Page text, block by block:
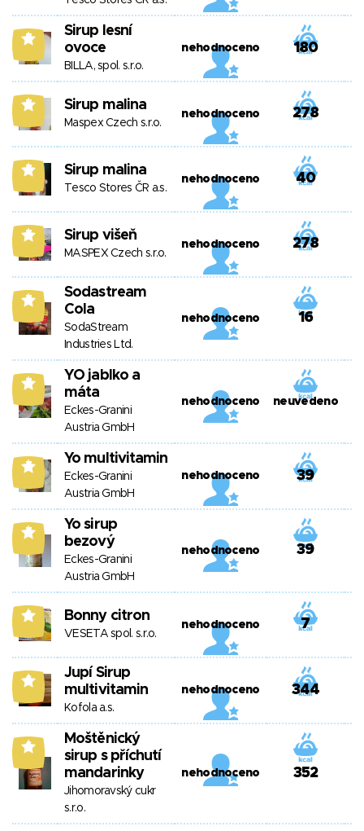
7
Sirup lesní
ovoce
BILLA, spol. s.r.o.
nehodnoceno 180
7 Sirup malina
Maspex Czech s.r.o.
nehodnoceno 278
7 Sirup malina
Tesco Stores ČR a.s.
nehodnoceno 40
7 Sirup višeň
MASPEX Czech s.r.o.
nehodnoceno 278
7
Sodastream
Cola
SodaStream
Industries Ltd.
nehodnoceno 16
7
YO jablko a
máta
Eckes-Granini
Austria GmbH
nehodnoceno neuvedeno
7 Yo multivitamin
Eckes-Granini
Austria GmbH
nehodnoceno 39
7
Yo sirup
bezový
Eckes-Granini
Austria GmbH
nehodnoceno 39
6 Bonny citron
VESETA spol. s.r.o.
nehodnoceno 7
6
Jupí Sirup
multivitamin
Kofola a.s.
nehodnoceno 344
6
Moštěnický
sirup s příchutí
mandarinky
Jihomoravský cukr
s.r.o.
nehodnoceno 352